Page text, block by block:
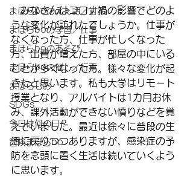
まほらboのえぇ話／対話
まほらboの学習／仕事
まほらboのあそび
まほらboの催し／行事
まほらじお
SDGs
今日は何の日？
冒険まほらbo
みなさんはコロナ禍の影響でどのよ
うな変化が訪れたでしょうか。仕事が
なくなった方、仕事が忙しくなった
方、出費が増えた方、部屋の中にいる
ことが多くなった方。様々な変化が起
きたと思います。私も大学はリモート
授業となり、アルバイトは1カ月お休
み、課外活動ができない憤りなどを覚
えていました。最近は徐々に普段の生
活に戻りつつありますが、感染症の予
防を念頭に置く生活は続いていくよう
に思います。